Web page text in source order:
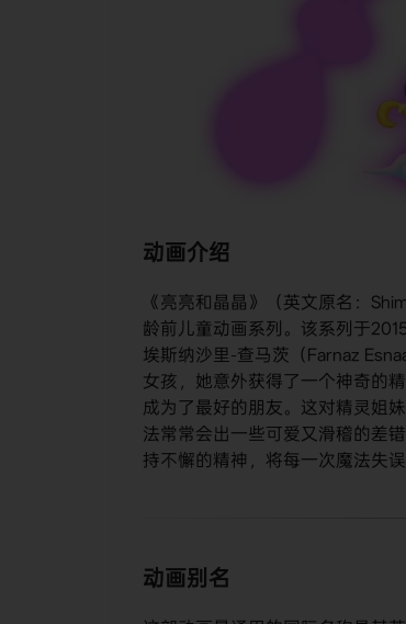
动画介绍
《亮亮和晶晶》（英文原名：
龄前儿童动画系列。该系列于
埃斯纳沙里-查马茨（Farnaz
女孩，她意外获得了一个神奇的
成为了最好的朋友。这对精灵姐
法常常会出一些可爱又滑稽的差
持不懈的精神，将每一次魔法失
动画别名